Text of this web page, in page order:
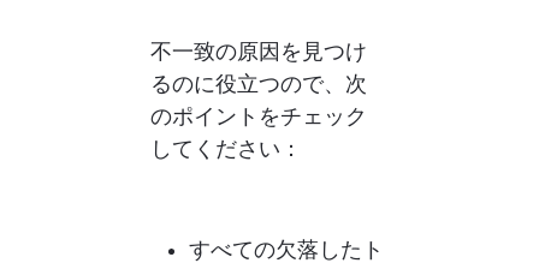
不一致の原因を見つけ
るのに役立つので、次
のポイントをチェック
してください：
すべての欠落したト